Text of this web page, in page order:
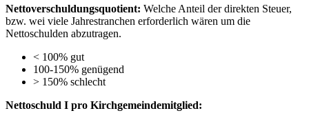
Nettoverschuldungsquotient: Welche Anteil der direkten Steuer,
bzw. wei viele Jahrestranchen erforderlich wären um die
Nettoschulden abzutragen.
< 100% gut
100-150% genügend
> 150% schlecht
Nettoschuld I pro Kirchgemeindemitglied: